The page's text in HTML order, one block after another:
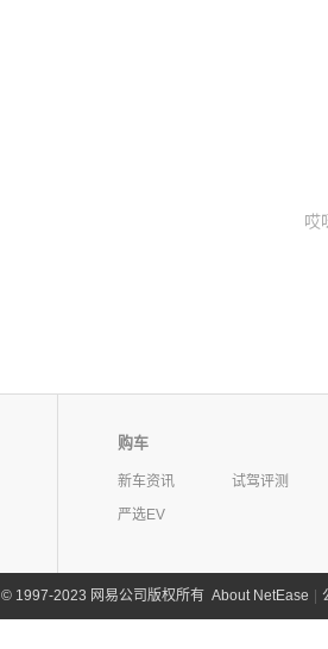
哎
购车
新车资讯
试驾评测
严选EV
©1997-2023 网易公司版权所有 About NetEase